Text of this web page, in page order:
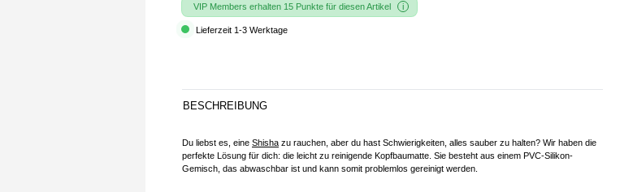
VIP Members erhalten 15 Punkte für diesen Artikel
Lieferzeit 1-3 Werktage
BESCHREIBUNG
Du liebst es, eine Shisha zu rauchen, aber du hast Schwierigkeiten, alles sauber zu halten? Wir haben die
perfekte Lösung für dich: die leicht zu reinigende Kopfbaumatte. Sie besteht aus einem PVC-Silikon-
Gemisch, das abwaschbar ist und kann somit problemlos gereinigt werden.